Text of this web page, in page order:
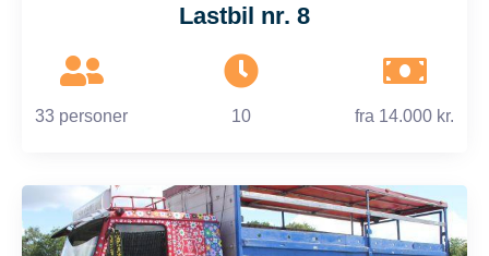
Lastbil nr. 8
33 personer 10 fra 14.000 kr.